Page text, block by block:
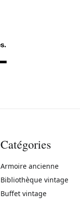
Catégories
Armoire ancienne
Bibliothèque vintage
Buffet vintage